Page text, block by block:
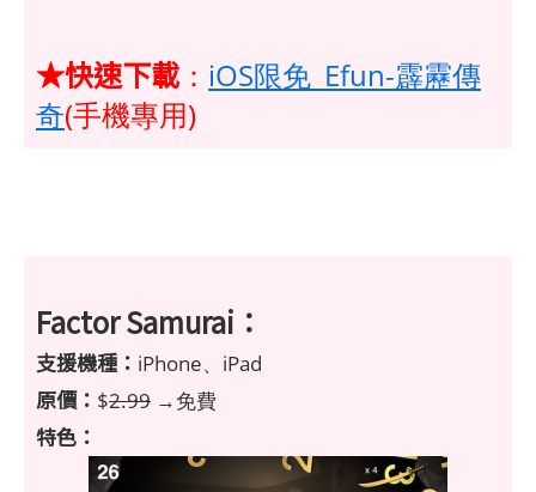
★快速下載 ： iOS限免_Efun-霹靂傳
奇(手機專用)
Factor Samurai：
支援機種： iPhone、iPad
原價： $2.99 →免費
特色：